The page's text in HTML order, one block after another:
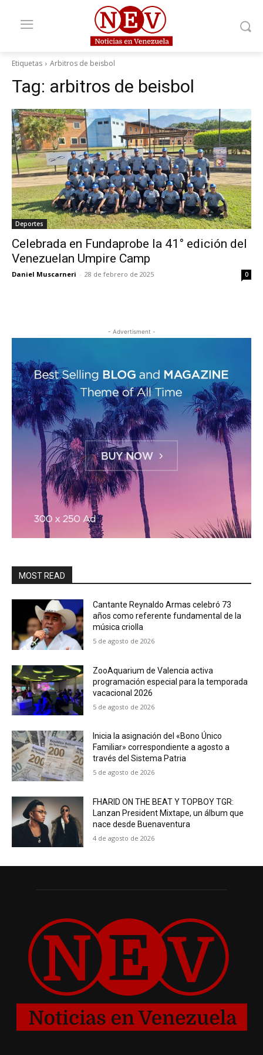
Etiquetas Arbitros de beisbol
Tag: arbitros de beisbol
Deportes
Celebrada en Fundaprobe la 41° edición del
Venezuelan Umpire Camp
Daniel Muscarneri - 28 de febrero de 2025 0
- Advertisment -
MOST READ
Cantante Reynaldo Armas celebró 73
años como referente fundamental de la
música criolla
5 de agosto de 2026
ZooAquarium de Valencia activa
programación especial para la temporada
vacacional 2026
5 de agosto de 2026
Inicia la asignación del «Bono Único
Familiar» correspondiente a agosto a
través del Sistema Patria
5 de agosto de 2026
FHARID ON THE BEAT Y TOPBOY TGR:
Lanzan President Mixtape, un álbum que
nace desde Buenaventura
4 de agosto de 2026